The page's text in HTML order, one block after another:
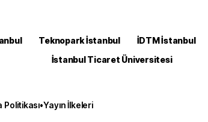
Teknopark İstanbul İDTM İstanbul
İstanbul Ticaret Üniversitesi
Politikası•Yayın İlkeleri